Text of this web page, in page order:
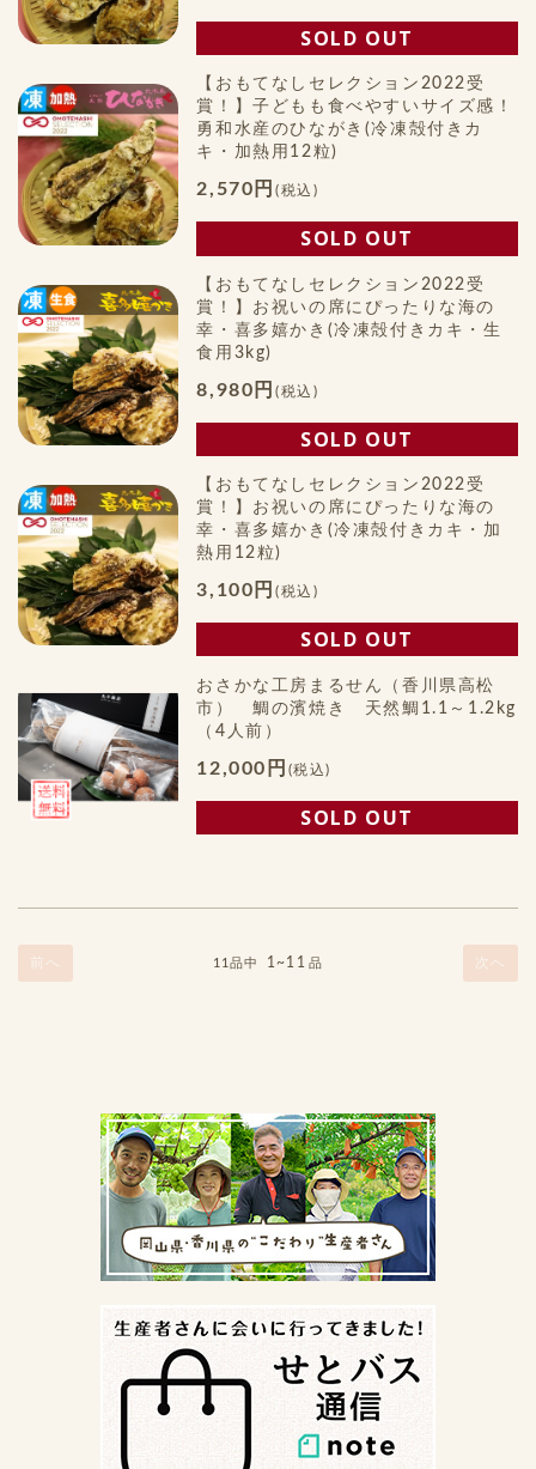
SOLD OUT
【おもてなしセレクション2022受
賞！】子どもも食べやすいサイズ感！
勇和水産のひながき(冷凍殻付きカ
キ・加熱用12粒)
2,570円 (税込)
SOLD OUT
【おもてなしセレクション2022受
賞！】お祝いの席にぴったりな海の
幸・喜多嬉かき(冷凍殻付きカキ・生
食用3kg)
8,980円 (税込)
SOLD OUT
【おもてなしセレクション2022受
賞！】お祝いの席にぴったりな海の
幸・喜多嬉かき(冷凍殻付きカキ・加
熱用12粒)
3,100円 (税込)
SOLD OUT
おさかな工房まるせん（香川県高松
市） 鯛の濱焼き 天然鯛1.1～1.2kg
（4人前）
12,000円 (税込)
SOLD OUT
前へ 11品中 1~11 品 次へ